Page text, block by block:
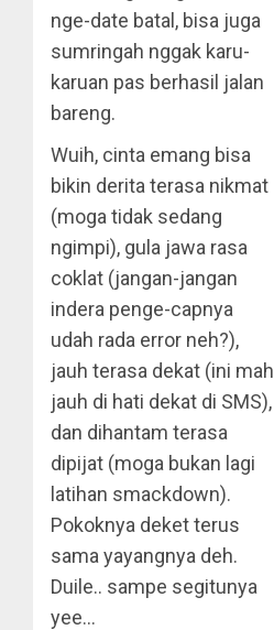
nge-date batal, bisa juga
sumringah nggak karu-
karuan pas berhasil jalan
bareng.
Wuih, cinta emang bisa
bikin derita terasa nikmat
(moga tidak sedang
ngimpi), gula jawa rasa
coklat (jangan-jangan
indera penge-capnya
udah rada error neh?),
jauh terasa dekat (ini mah
jauh di hati dekat di SMS),
dan dihantam terasa
dipijat (moga bukan lagi
latihan smackdown).
Pokoknya deket terus
sama yayangnya deh.
Duile.. sampe segitunya
yee…